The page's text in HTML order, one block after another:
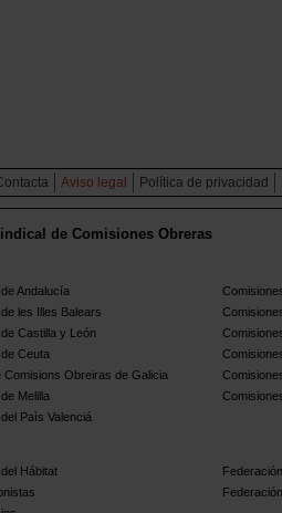
Aviso legal Política de privacidad
de Comisiones Obreras
Andalucía
les Illes Balears
Castilla y León
Ceuta
Comisions Obreiras de Galicia
Melilla
Paìs Valenciá
Hábitat